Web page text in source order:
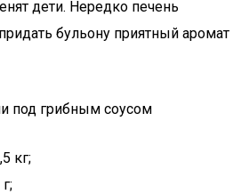
дети. Нередко печень
бульону приятный аромат
под грибным соусом
кг;